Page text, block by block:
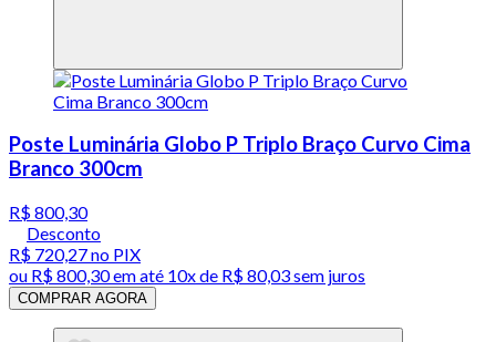
Poste Luminária Globo P Triplo Braço Curvo Cima
Branco 300cm
R$ 800,30
Desconto
R$ 720,27no PIX
ou R$ 800,30em até 10x de R$ 80,03 sem juros
COMPRAR AGORA